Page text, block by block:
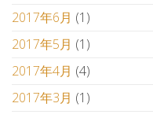
2017年6月 (1)
2017年5月 (1)
2017年4月 (4)
2017年3月 (1)